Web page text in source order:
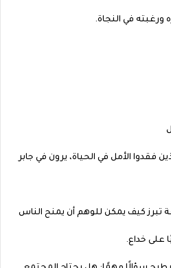
في النجاة.
فقدوا الأمل في الحياة، يرون في جابر
تبرز كيف يمكن للوهم أن يمنح الناس
على خداع.